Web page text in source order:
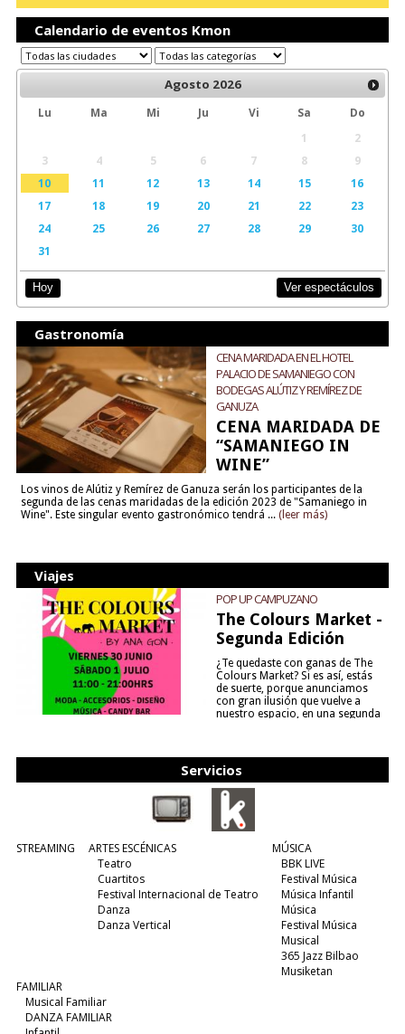
Calendario de eventos Kmon
Agosto 2026
Lu Ma Mi Ju Vi Sa
Do
1
2
3
4 5 6 7 8
9
10
11 12 13 14 15
16
17
18 19 20 21 22
23
24
25 26 27 28 29
30
31
Hoy Ver espectáculos
Gastronomía
CENA MARIDADA EN EL HOTEL
PALACIO DE SAMANIEGO CON
BODEGAS ALÚTIZ Y REMÍREZ DE
GANUZA
CENA MARIDADA DE
“SAMANIEGO IN
WINE”
Los vinos de Alútiz y Remírez de Ganuza serán los participantes de la
segunda de las cenas maridadas de la edición 2023 de "Samaniego in
Wine". Este singular evento gastronómico tendrá ... (leer más)
Viajes
POP UP CAMPUZANO
The Colours Market -
Segunda Edición
¿Te quedaste con ganas de The
Colours Market? Si es así, estás
de suerte, porque anunciamos
con gran ilusión que vuelve a
nuestro espacio, en una segunda
Servicios
STREAMING
ARTES ESCÉNICAS
Teatro
Cuartitos
Festival Internacional de Teatro
Danza
Danza Vertical
MÚSICA
BBK LIVE
Festival Música
Música Infantil
Música
Festival Música
Musical
365 Jazz Bilbao
Musiketan
FAMILIAR
Musical Familiar
DANZA FAMILIAR